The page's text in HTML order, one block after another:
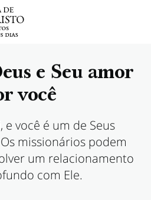
e Seu amor
você
e você é um de Seus
missionários podem
um relacionamento
com Ele.